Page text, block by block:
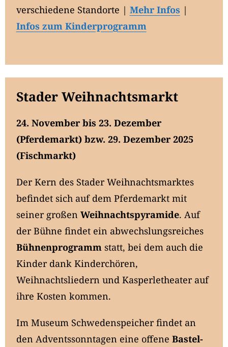
verschiedene Standorte | Mehr Infos |
Infos zum Kinderprogramm
Stader Weihnachtsmarkt
24. November bis 23. Dezember
(Pferdemarkt) bzw. 29. Dezember 2025
(Fischmarkt)
Der Kern des Stader Weihnachtsmarktes
befindet sich auf dem Pferdemarkt mit
seiner großen Weihnachtspyramide. Auf
der Bühne findet ein abwechslungsreiches
Bühnenprogramm statt, bei dem auch die
Kinder dank Kinderchören,
Weihnachtsliedern und Kasperletheater auf
ihre Kosten kommen.
Im Museum Schwedenspeicher findet an
den Adventssonntagen eine offene Bastel-